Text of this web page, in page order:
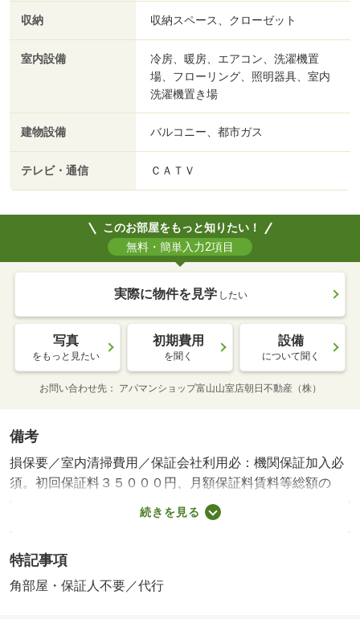
収納 収納スペース、クローゼット
室内設備
冷房、暖房、エアコン、洗濯機置
場、フローリング、照明器具、室内
洗濯機置き場
建物設備 バルコニー、都市ガス
テレビ・通信 ＣＡＴＶ
このお部屋をもっと知りたい！
無料・簡単入力2項目
実際に物件を見学 したい
写真
をもっと見たい
初期費用
を聞く
設備
について聞く
お問い合わせ先 アパマンショップ富山山室店朝日不動産（株）
備考
損保要／室内清掃費用／保証会社利用必：機関保証加入必
須。初回保証料３５０００円、月額保証料賃料等総額の
１％＋８００円／月（その他商品あり）／［退去時費用
退去費用実費精算※故意・過失等別途実費］ルームクリー
証会社：株式会社イントラスト／バストイレ別／バルコニ
ー／エアコン／ガスコンロ対応／クロゼット／フローリン
続きを見る
特記事項
角部屋・保証人不要／代行